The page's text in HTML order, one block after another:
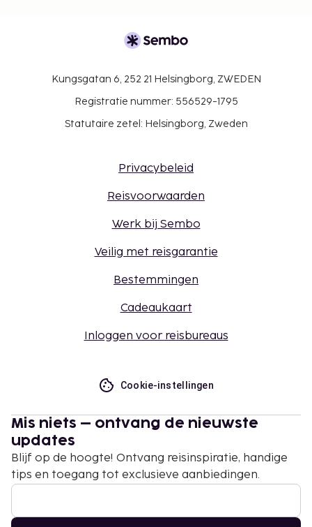
Kungsgatan 6, 252 21 Helsingborg, ZWEDEN
Registratie nummer: 556529-1795
Statutaire zetel: Helsingborg, Zweden
Privacybeleid
Reisvoorwaarden
Werk bij Sembo
Veilig met reisgarantie
Bestemmingen
Cadeaukaart
Inloggen voor reisbureaus
Cookie-instellingen
Mis niets – ontvang de nieuwste
updates
Blijf op de hoogte! Ontvang reisinspiratie, handige
tips en toegang tot exclusieve aanbiedingen.